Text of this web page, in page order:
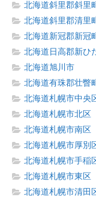
北海道斜里郡斜里町
北海道斜里郡清里町
北海道新冠郡新冠町
北海道日高郡新ひ
北海道旭川市
北海道有珠郡壮瞥町
北海道札幌市中央
北海道札幌市北区
北海道札幌市南区
北海道札幌市厚別
北海道札幌市手稲
北海道札幌市東区
北海道札幌市清田